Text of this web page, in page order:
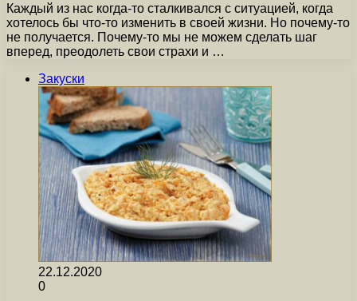
Каждый из нас когда-то сталкивался с ситуацией, когда
хотелось бы что-то изменить в своей жизни. Но почему-то
не получается. Почему-то мы не можем сделать шаг
вперед, преодолеть свои страхи и …
Закуски
22.12.2020
0